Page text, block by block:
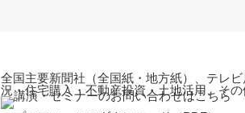
全国主要新聞社（全国紙・地方紙）、テレ
況・住宅購入・不動産投資・土地活用、そ